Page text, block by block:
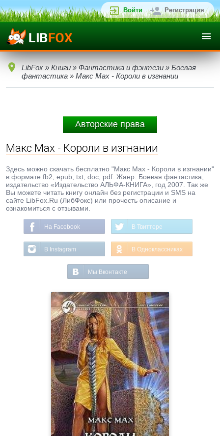
Войти Регистрация
LibFox » Книги » Фантастика и фэнтези » Боевая
фантастика » Макс Мах - Короли в изгнании
Авторские права
Макс Мах - Короли в изгнании
Здесь можно скачать бесплатно "Макс Мах - Короли в изгнании"
в формате fb2, epub, txt, doc, pdf. Жанр: Боевая фантастика,
издательство «Издательство АЛЬФА-КНИГА», год 2007. Так же
Вы можете читать книгу онлайн без регистрации и SMS на
сайте LibFox.Ru (ЛибФокс) или прочесть описание и
ознакомиться с отзывами.
На Facebook В Твиттере
В Instagram В Одноклассниках
Мы Вконтакте